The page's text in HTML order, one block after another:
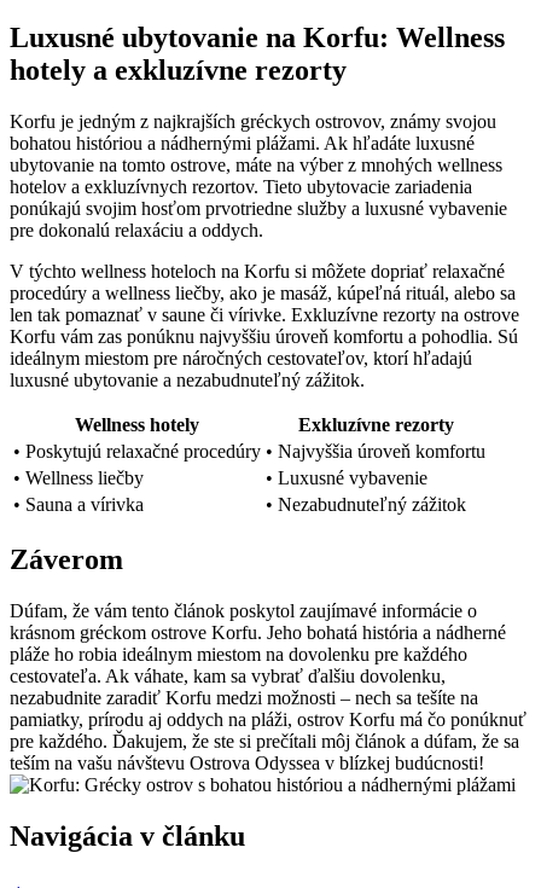
Luxusné ubytovanie na Korfu: Wellness
hotely a exkluzívne rezorty
Korfu je jedným z najkrajších gréckych ostrovov, známy svojou
bohatou históriou a nádhernými plážami. Ak hľadáte luxusné
ubytovanie na tomto ostrove, máte na výber z mnohých wellness
hotelov a exkluzívnych rezortov. Tieto ubytovacie zariadenia
ponúkajú svojim hosťom prvotriedne služby a luxusné vybavenie
pre dokonalú relaxáciu a oddych.
V týchto wellness hoteloch na Korfu si môžete dopriať relaxačné
procedúry a wellness liečby, ako je masáž, kúpeľná rituál, alebo sa
len tak pomaznať v saune či vírivke. Exkluzívne rezorty na ostrove
Korfu vám zas ponúknu najvyššiu úroveň komfortu a pohodlia. Sú
ideálnym miestom pre náročných cestovateľov, ktorí hľadajú
luxusné ubytovanie a nezabudnuteľný zážitok.
Wellness hotely
Exkluzívne rezorty
• Poskytujú relaxačné procedúry • Najvyššia úroveň komfortu
• Wellness liečby
• Luxusné vybavenie
• Sauna a vírivka
• Nezabudnuteľný zážitok
Záverom
Dúfam, že vám tento článok poskytol zaujímavé informácie o
krásnom gréckom ostrove Korfu. Jeho bohatá história a nádherné
pláže ho robia ideálnym miestom na dovolenku pre každého
cestovateľa. Ak váhate, kam sa vybrať ďalšiu dovolenku,
nezabudnite zaradiť Korfu medzi možnosti – nech sa tešíte na
pamiatky, prírodu aj oddych na pláži, ostrov Korfu má čo ponúknuť
pre každého. Ďakujem, že ste si prečítali môj článok a dúfam, že sa
teším na vašu návštevu Ostrova Odyssea v blízkej budúcnosti!
Navigácia v článku